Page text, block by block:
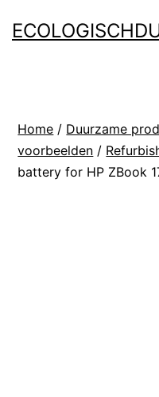
naar
Home / Duurzame
voorbeelden /
battery for HP ZBook